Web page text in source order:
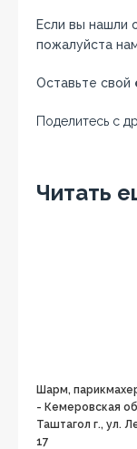
Если вы нашли
пожалуйста
Оставьте свой
Поделитесь с
Читать
Шарм,
- Кемеровская
Таштагол г., ул.
17